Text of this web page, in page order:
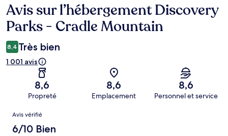
Avis
Avis sur l’hébergement Discovery
Parks - Cradle Mountain
8,4 Très bien
1 001 avis
8,6
Propreté
8,6
Emplacement
8,6
Personnel et service
Avis
Avis vérifié
6/10 Bien